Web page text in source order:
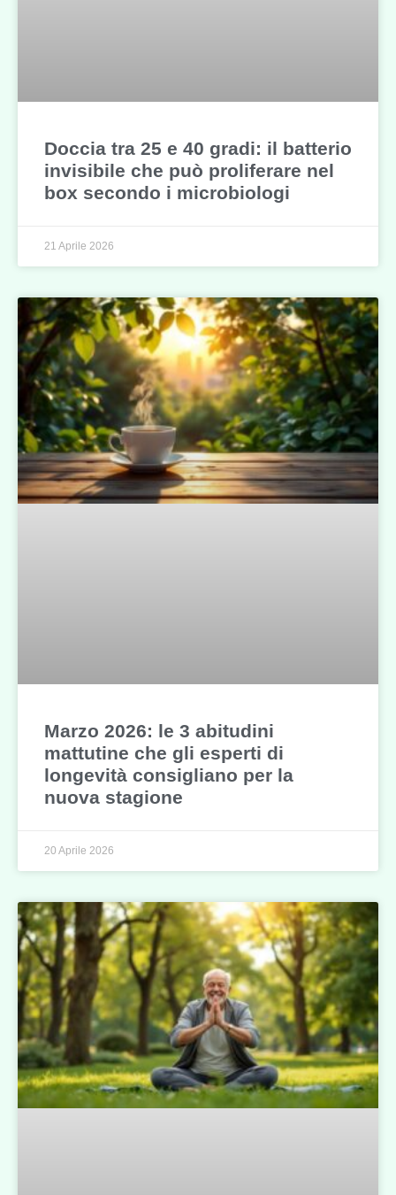
Doccia tra 25 e 40 gradi: il batterio
invisibile che può proliferare nel
box secondo i microbiologi
21 Aprile 2026
Marzo 2026: le 3 abitudini
mattutine che gli esperti di
longevità consigliano per la
nuova stagione
20 Aprile 2026